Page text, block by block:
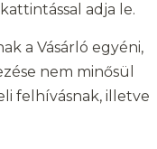
adja le.
a Vásárló egyéni,
nem minősül
felhívásnak, illetve